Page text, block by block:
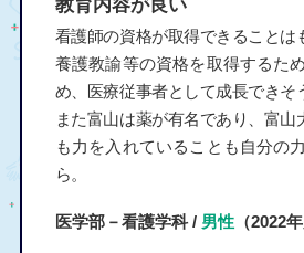
教育内容が良い
看護師の資格が取得できることは
養護教諭等の資格を取得するた
め、医療従事者として成長できそ
また富山は薬が有名であり、富山
も力を入れていることも自分の
ら。
医学部－看護学科 / 男性（2022年